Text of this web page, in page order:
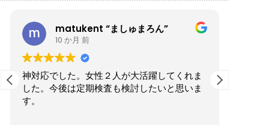
matukent “ましゅまろん”
10 か月 前
神対応でした。女性２人が大活躍してくれま
した。今後は定期検査も検討したいと思いま
す。